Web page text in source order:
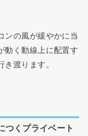
ンの風が緩やかに当
動く動線上に配置す
渡ります。
つくプライベート